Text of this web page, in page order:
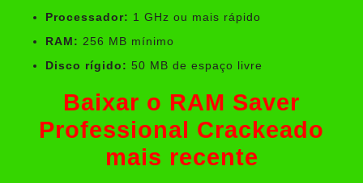
Processador: 1 GHz ou mais rápido
RAM: 256 MB mínimo
Disco rígido: 50 MB de espaço livre
Baixar o RAM Saver
Professional Crackeado
mais recente